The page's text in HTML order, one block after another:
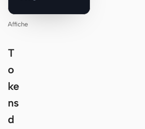
Affiche
T
o
ke
ns
d